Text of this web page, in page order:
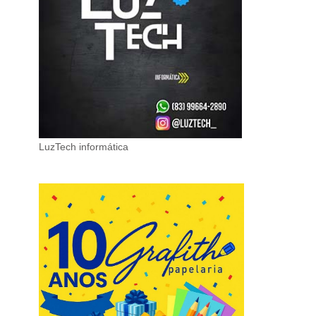
LuzTech informática